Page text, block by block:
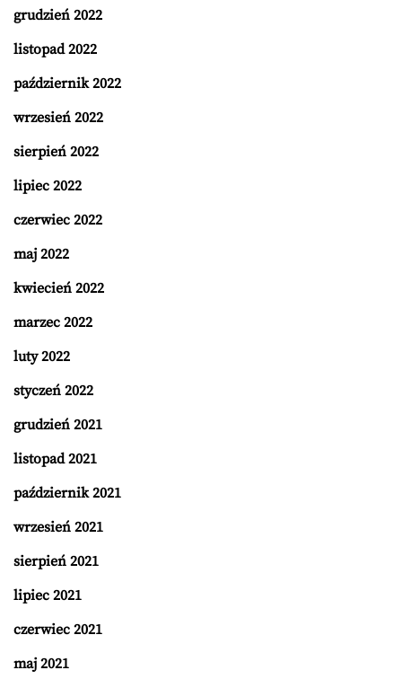
grudzień 2022
listopad 2022
październik 2022
wrzesień 2022
sierpień 2022
lipiec 2022
czerwiec 2022
maj 2022
kwiecień 2022
marzec 2022
luty 2022
styczeń 2022
grudzień 2021
listopad 2021
październik 2021
wrzesień 2021
sierpień 2021
lipiec 2021
czerwiec 2021
maj 2021